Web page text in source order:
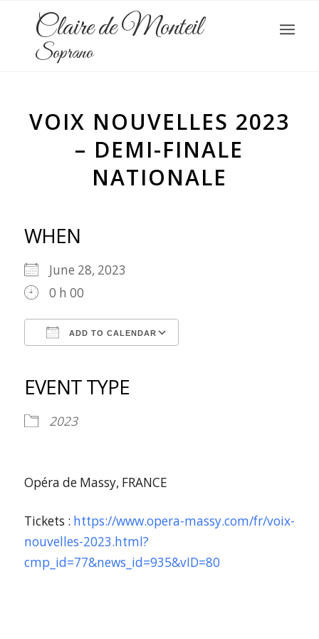
Claire de Monteil
Soprano
VOIX NOUVELLES 2023
– DEMI-FINALE
NATIONALE
WHEN
June 28, 2023
0 h 00
ADD TO CALENDAR
EVENT TYPE
2023
Opéra de Massy, FRANCE
Tickets : https://www.opera-massy.com/fr/voix-
nouvelles-2023.html?
cmp_id=77&news_id=935&vID=80